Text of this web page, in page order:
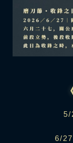
5/
6/